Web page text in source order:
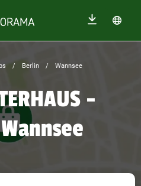
Berlin Wannsee
-